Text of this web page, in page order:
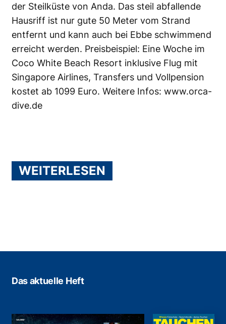
der Steilküste von Anda. Das steil abfallende
Hausriff ist nur gute 50 Meter vom Strand
entfernt und kann auch bei Ebbe schwimmend
erreicht werden. Preisbeispiel: Eine Woche im
Coco White Beach Resort inklusive Flug mit
Singapore Airlines, Transfers und Vollpension
kostet ab 1099 Euro. Weitere Infos: www.orca-
dive.de
WEITERLESEN
Das aktuelle Heft